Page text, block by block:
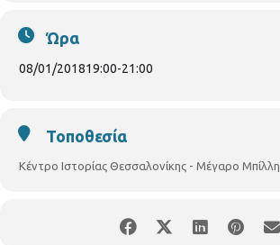
των διαλέξεων, πατήστε
Ώρα
08/01/201819:00-21:00
Τοποθεσία
Κέντρο Ιστορίας Θεσσαλονίκης - Μέγαρο Μπίλλη